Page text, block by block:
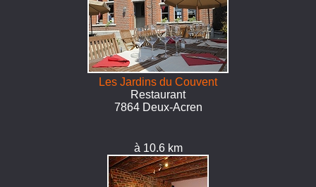
Les Jardins du Couvent
Restaurant
7864 Deux-Acren
à 10.6 km